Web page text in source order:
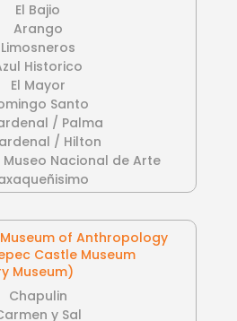
El Bajio
Arango
Limosneros
Historico
El Mayor
Santo
/ Palma
/ Hilton
Nacional de Arte
Museum of Anthropology
Castle Museum
Museum)
Chapulin
y Sal